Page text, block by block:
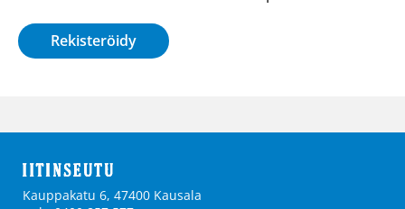
Rekisteröidy
Kauppakatu 6, 47400 Kausala